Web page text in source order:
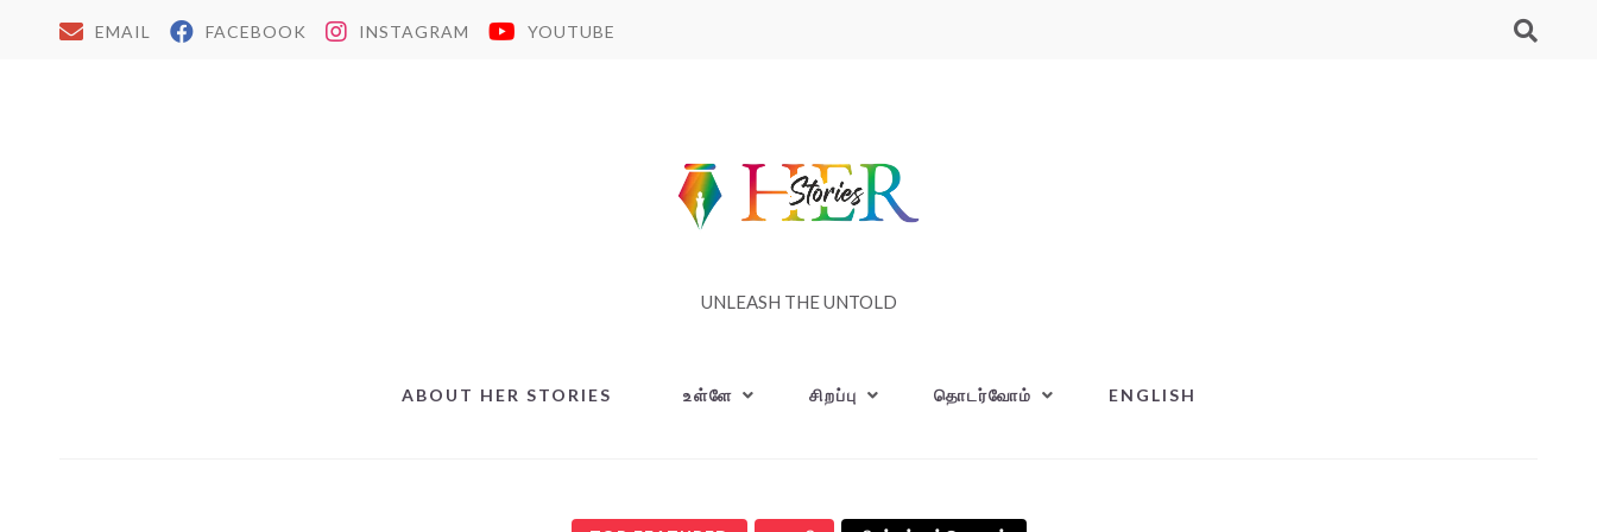
EMAIL FACEBOOK INSTAGRAM YOUTUBE
UNLEASH THE UNTOLD
ABOUT HER STORIES உள்ளே சிறப்பு தொடர்வோம் ENGLISH